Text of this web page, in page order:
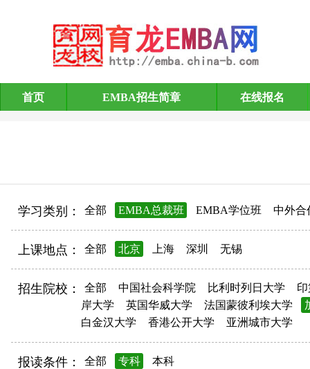
EMBA招生简章
首页 EMBA招生简章 在线报名
学习类别： 全部 EMBA总裁班 EMBA学位班 中外合
上课地点： 全部 北京 上海 深圳 无锡
招生院校： 全部 中国社会科学院 比利时列日大学
岸大学
英国华威大学 法国蒙彼利埃大学
白金汉大学
香港公开大学 亚洲城市大学
报读条件： 全部 专科 本科